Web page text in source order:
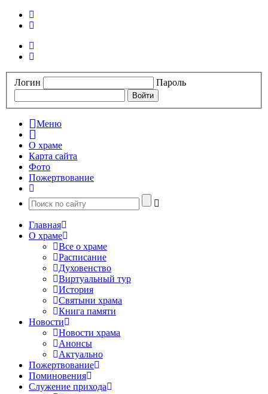
Логин Пароль
Меню
О храме
Карта сайта
Фото
Пожертвование
Главная
О храме
Все о храме
Расписание
Духовенство
Виртуальный тур
История
Святыни храма
Книга памяти
Новости
Новости храма
Анонсы
Актуально
Пожертвование
Поминовения
Служение прихода